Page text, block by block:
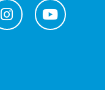
Ga
naar
Ga
naar